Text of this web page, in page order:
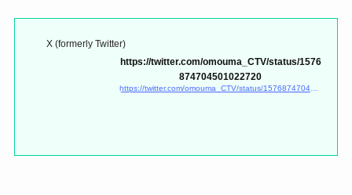
X (formerly Twitter)
https://twitter.com/omouma_CTV/status/1576
874704501022720
https://twitter.com/omouma_CTV/status/1576874704501022720